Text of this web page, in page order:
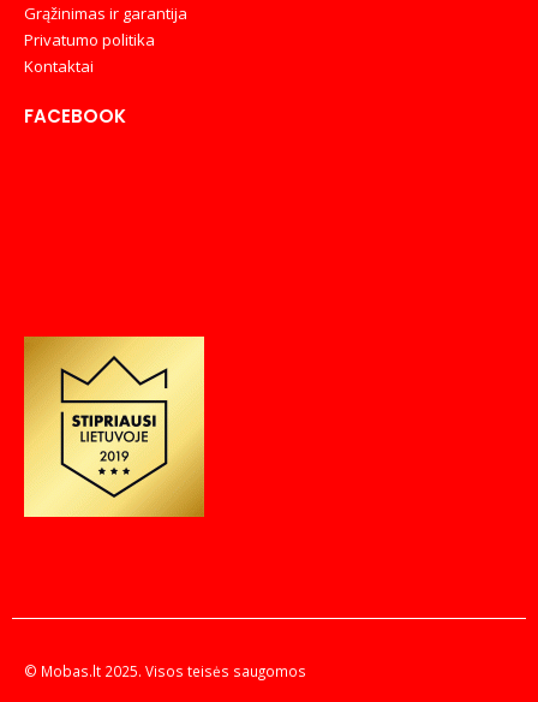
Grąžinimas ir garantija
Privatumo politika
Kontaktai
FACEBOOK
© Mobas.lt 2025. Visos teisės saugomos